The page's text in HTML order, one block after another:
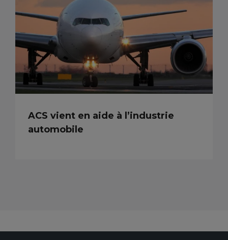
ACS vient en aide à l’industrie
automobile